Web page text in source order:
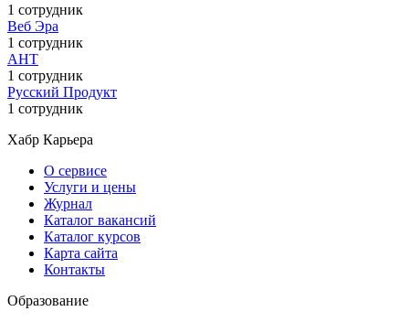
1 сотрудник
Веб Эра
1 сотрудник
АНТ
1 сотрудник
Русский Продукт
1 сотрудник
Хабр Карьера
О сервисе
Услуги и цены
Журнал
Каталог вакансий
Каталог курсов
Карта сайта
Контакты
Образование